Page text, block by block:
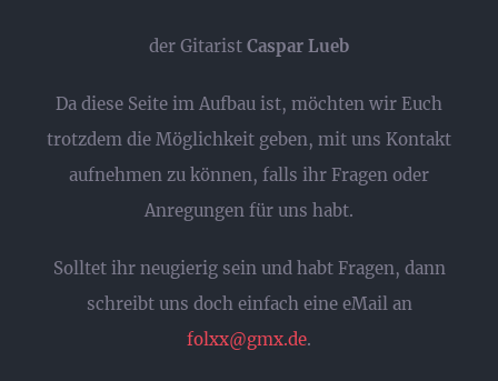
der Gitarist Caspar Lueb
Da diese Seite im Aufbau ist, möchten wir Euch
trotzdem die Möglichkeit geben, mit uns Kontakt
aufnehmen zu können, falls ihr Fragen oder
Anregungen für uns habt.
Solltet ihr neugierig sein und habt Fragen, dann
schreibt uns doch einfach eine eMail an
folxx@gmx.de.